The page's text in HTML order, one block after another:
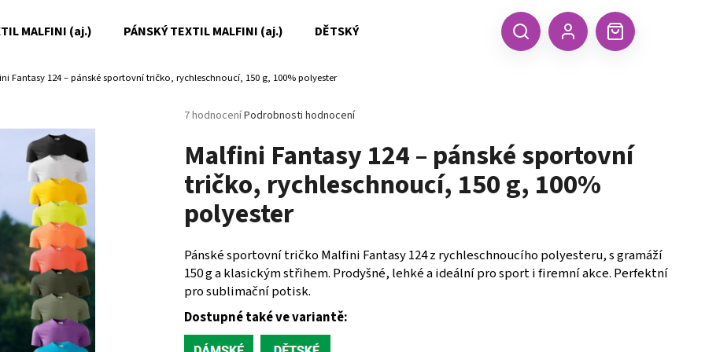
MALFINI (aj.) PÁNSKÝ TEXTIL MALFINI (aj.) DĚTSKÝ TEXTIL MALFINI (aj.) ČEPICE, KŠILTOVKY, ŠÁTKY A
Hledat Nákupní
Fantasy 124 – pánské sportovní tričko, rychleschnoucí, 150 g, 100% polyester
Průměrné
produktu
je
5,0
z
hvězdiček.
7 hodnoceníPodrobnosti hodnocení
Malfini Fantasy 124 – pánské sportovní
tričko, rychleschnoucí, 150 g, 100%
polyester
Pánské sportovní tričko Malfini Fantasy 124 z rychleschnoucího polyesteru, s gramáží
150 g a klasickým střihem. Prodyšné, lehké a ideální pro sport i firemní akce. Perfektní
pro sublimační potisk.
Dostupné také ve variantě:
Co potřebujete najít?
HLEDAT
Doporučujeme